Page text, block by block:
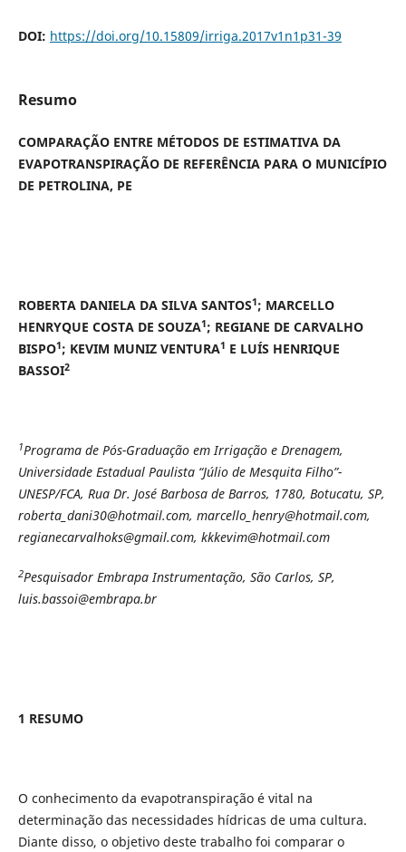
DOI: https://doi.org/10.15809/irriga.2017v1n1p31-39
Resumo
COMPARAÇÃO ENTRE MÉTODOS DE ESTIMATIVA DA
EVAPOTRANSPIRAÇÃO DE REFERÊNCIA PARA O MUNICÍPIO
DE PETROLINA, PE
ROBERTA DANIELA DA SILVA SANTOS1; MARCELLO
HENRYQUE COSTA DE SOUZA1; REGIANE DE CARVALHO
BISPO1; KEVIM MUNIZ VENTURA1 E LUÍS HENRIQUE
BASSOI2
1Programa de Pós-Graduação em Irrigação e Drenagem,
Universidade Estadual Paulista “Júlio de Mesquita Filho”-
UNESP/FCA, Rua Dr. José Barbosa de Barros, 1780, Botucatu, SP,
roberta_dani30@hotmail.com, marcello_henry@hotmail.com,
regianecarvalhoks@gmail.com, kkkevim@hotmail.com
2Pesquisador Embrapa Instrumentação, São Carlos, SP,
luis.bassoi@embrapa.br
1 RESUMO
O conhecimento da evapotranspiração é vital na
determinação das necessidades hídricas de uma cultura.
Diante disso, o objetivo deste trabalho foi comparar o